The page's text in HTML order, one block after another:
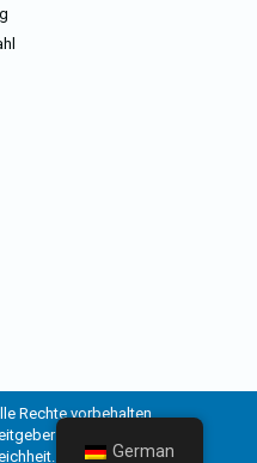
Rechte vorbehalten.
und Anbieter der
German